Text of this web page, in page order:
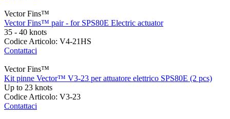
Vector Fins™
Vector Fins™ pair - for SPS80E Electric actuator
35 - 40 knots
Codice Articolo: V4-21HS
Contattaci
Vector Fins™
Kit pinne Vector™ V3-23 per attuatore elettrico SPS80E (2 pcs)
Up to 23 knots
Codice Articolo: V3-23
Contattaci